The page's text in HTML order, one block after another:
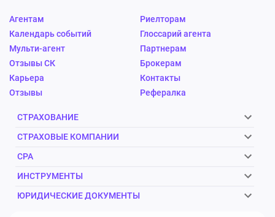
Агентам
Риелторам
Календарь событий
Глоссарий агента
Мульти-агент
Партнерам
Отзывы СК
Брокерам
Карьера
Контакты
Отзывы
Рефералка
СТРАХОВАНИЕ
СТРАХОВЫЕ КОМПАНИИ
CPA
ИНСТРУМЕНТЫ
ЮРИДИЧЕСКИЕ ДОКУМЕНТЫ